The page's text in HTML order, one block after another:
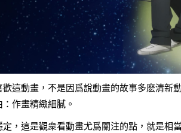
歡這動畫，不是因爲說動畫的故事多麽清新
作畫精緻細膩。
定，這是觀衆看動畫尤爲關注的點，就是相